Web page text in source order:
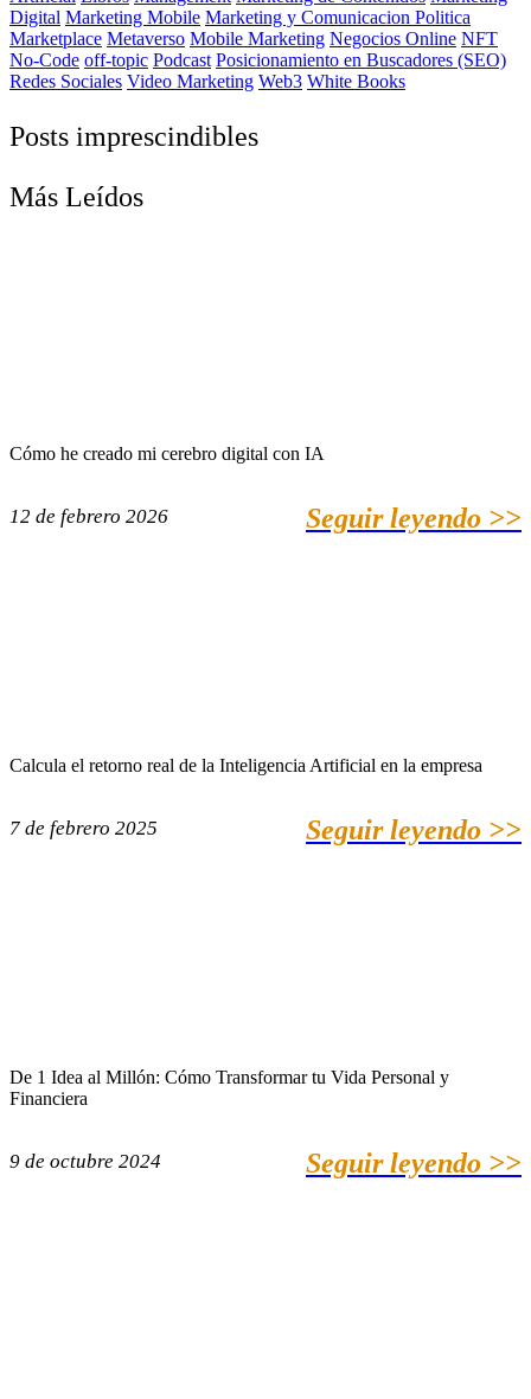
Digital Marketing Mobile Marketing y Comunicacion Politica
Marketplace Metaverso Mobile Marketing Negocios Online NFT
No-Code off-topic Podcast Posicionamiento en Buscadores (SEO)
Redes Sociales Video Marketing Web3 White Books
Posts imprescindibles
Más Leídos
Cómo he creado mi cerebro digital con IA
12 de febrero 2026 Seguir leyendo >>
Calcula el retorno real de la Inteligencia Artificial en la empresa
7 de febrero 2025 Seguir leyendo >>
De 1 Idea al Millón: Cómo Transformar tu Vida Personal y
Financiera
9 de octubre 2024 Seguir leyendo >>